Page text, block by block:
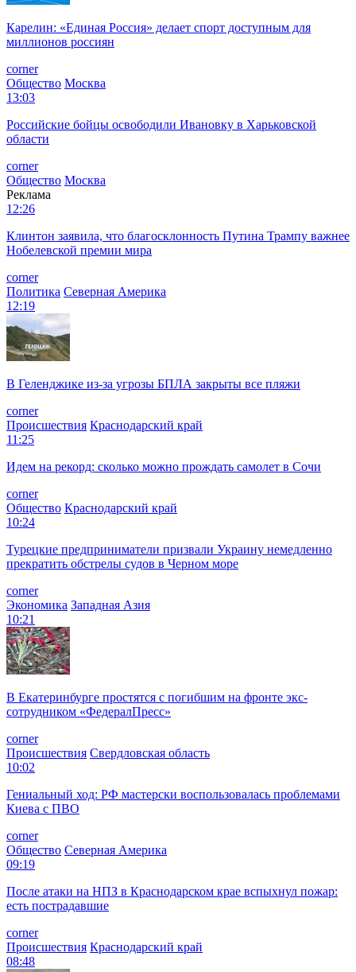
Карелин: «Единая Россия» делает спорт доступным для
миллионов россиян
corner
Общество Москва
13:03
Российские бойцы освободили Ивановку в Харьковской
области
corner
Общество Москва
Реклама
12:26
Клинтон заявила, что благосклонность Путина Трампу важнее
Нобелевской премии мира
corner
Политика Северная Америка
12:19
В Геленджике из-за угрозы БПЛА закрыты все пляжи
corner
Происшествия Краснодарский край
11:25
Идем на рекорд: сколько можно прождать самолет в Сочи
corner
Общество Краснодарский край
10:24
Турецкие предприниматели призвали Украину немедленно
прекратить обстрелы судов в Черном море
corner
Экономика Западная Азия
10:21
В Екатеринбурге простятся с погибшим на фронте экс-
сотрудником «ФедералПресс»
corner
Происшествия Свердловская область
10:02
Гениальный ход: РФ мастерски воспользовалась проблемами
Киева с ПВО
corner
Общество Северная Америка
09:19
После атаки на НПЗ в Краснодарском крае вспыхнул пожар:
есть пострадавшие
corner
Происшествия Краснодарский край
08:48